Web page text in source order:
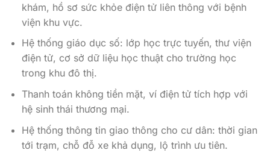
khám, hồ sơ sức khỏe điện tử liên thông với bệnh
viện khu vực.
Hệ thống giáo dục số: lớp học trực tuyến, thư viện
điện tử, cơ sở dữ liệu học thuật cho trường học
trong khu đô thị.
Thanh toán không tiền mặt, ví điện tử tích hợp với
hệ sinh thái thương mại.
Hệ thống thông tin giao thông cho cư dân: thời gian
tới trạm, chỗ đỗ xe khả dụng, lộ trình ưu tiên.